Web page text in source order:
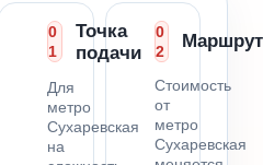
0
1
Точка
подачи
Для
метро
Сухаревская
на
0
2
Маршрут
Стоимость
от
метро
Сухаревская